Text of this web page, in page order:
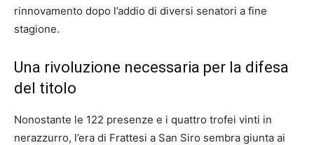
rinnovamento dopo l’addio di diversi senatori a fine
stagione.
Una rivoluzione necessaria per la difesa
del titolo
Nonostante le 122 presenze e i quattro trofei vinti in
nerazzurro, l’era di Frattesi a San Siro sembra giunta ai